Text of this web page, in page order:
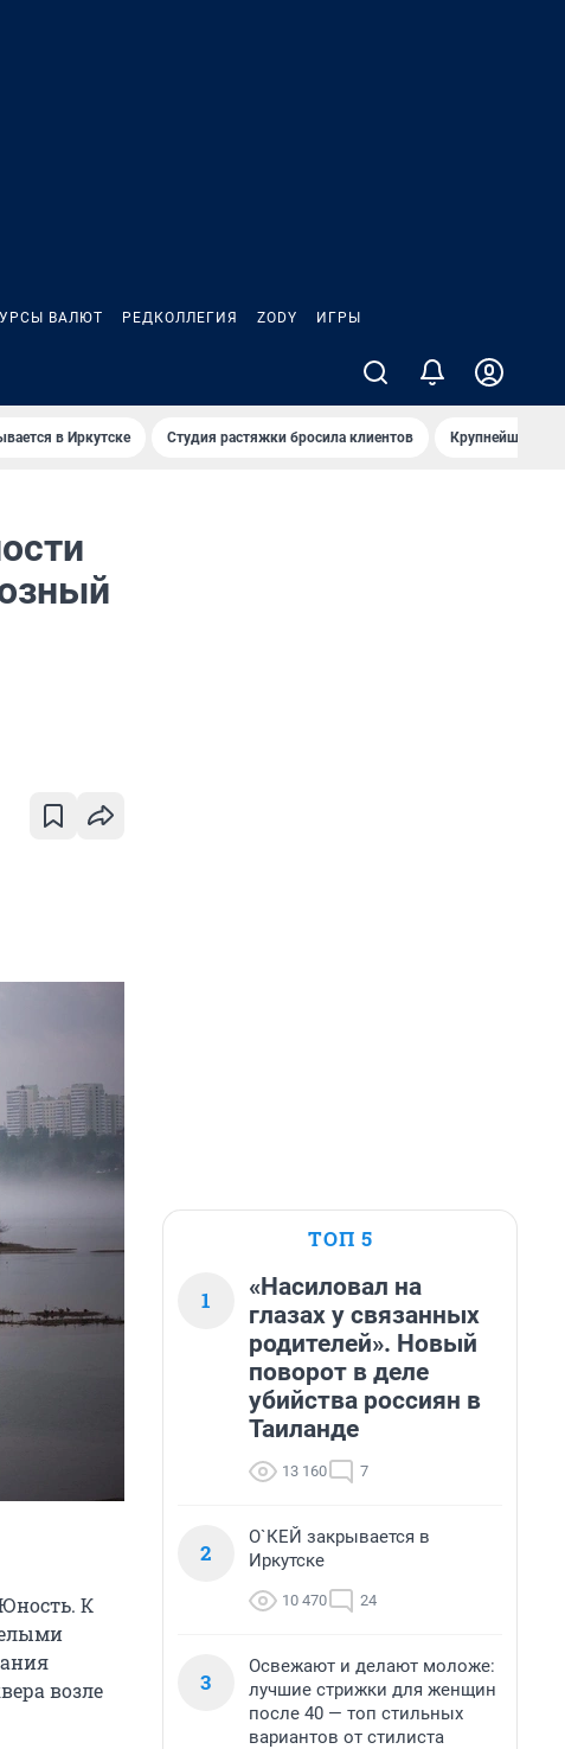
ВАЛЮТ РЕДКОЛЛЕГИЯ ZODY ИГРЫ
в Иркутске Студия растяжки бросила клиентов Крупнейшие
К
возле
ТОП 5
1
«Насиловал на
глазах у связанных
родителей». Новый
поворот в деле
убийства россиян в
Таиланде
13 160 7
2
О`КЕЙ закрывается в
Иркутске
10 470 24
3
Освежают и делают моложе:
лучшие стрижки для женщин
после 40 — топ стильных
вариантов от стилиста